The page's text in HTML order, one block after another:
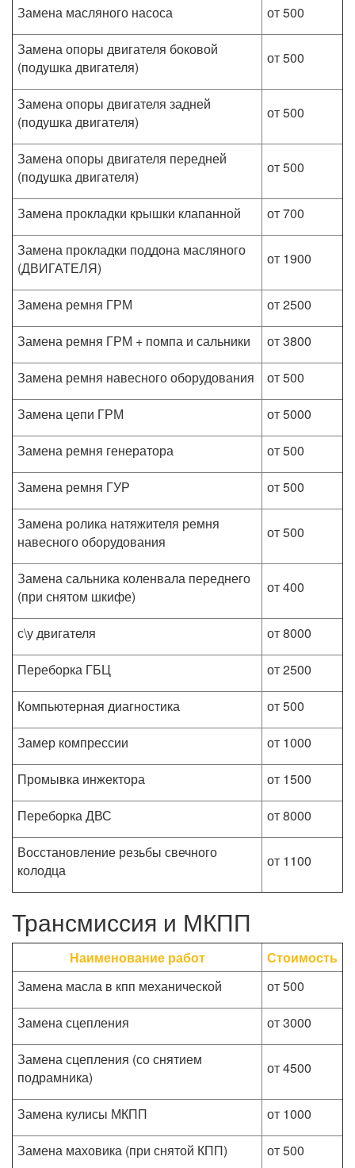
Замена масляного насоса
от 500
Замена опоры двигателя боковой
(подушка двигателя)
от 500
Замена опоры двигателя задней
(подушка двигателя)
от 500
Замена опоры двигателя передней
(подушка двигателя)
от 500
Замена прокладки крышки клапанной
от 700
Замена прокладки поддона масляного
(ДВИГАТЕЛЯ)
от 1900
Замена ремня ГРМ
от 2500
Замена ремня ГРМ + помпа и сальники
от 3800
Замена ремня навесного оборудования
от 500
Замена цепи ГРМ
от 5000
Замена ремня генератора
от 500
Замена ремня ГУР
от 500
Замена ролика натяжителя ремня
навесного оборудования
от 500
Замена сальника коленвала переднего
(при снятом шкифе)
от 400
с\у двигателя
от 8000
Переборка ГБЦ
от 2500
Компьютерная диагностика
от 500
Замер компрессии
от 1000
Промывка инжектора
от 1500
Переборка ДВС
от 8000
Восстановление резьбы свечного
колодца
от 1100
Трансмиссия и МКПП
Наименование работ
Стоимость
Замена масла в кпп механической
от 500
Замена сцепления
от 3000
Замена сцепления (со снятием
подрамника)
от 4500
Замена кулисы МКПП
от 1000
Замена маховика (при снятой КПП)
от 500